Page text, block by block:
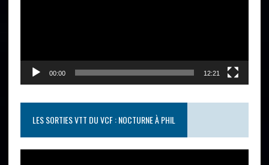
00:00 12:21
LES SORTIES VTT DU VCF : NOCTURNE À PHIL